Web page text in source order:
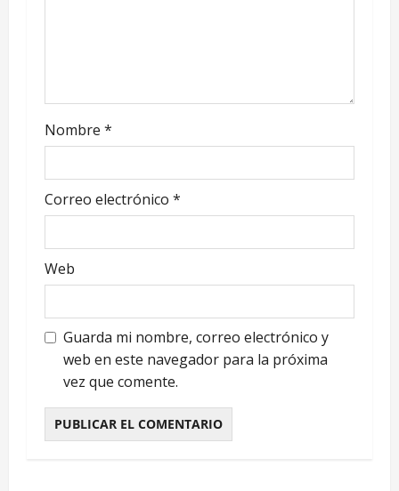
e
n
t
r
a
d
s
Nombre *
Correo electrónico *
Web
Guarda mi nombre, correo electrónico y
web en este navegador para la próxima
vez que comente.